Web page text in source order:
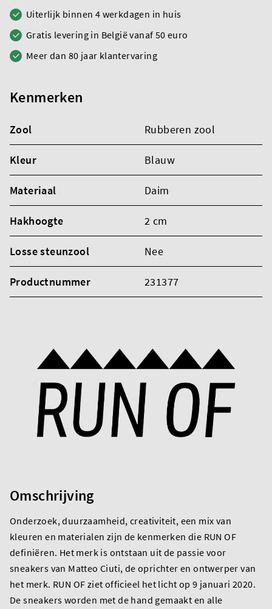
Uiterlijk binnen 4 werkdagen in huis
Gratis levering in België vanaf 50 euro
Meer dan 80 jaar klantervaring
Kenmerken
Zool Rubberen zool
Kleur Blauw
Materiaal Daim
Hakhoogte 2 cm
Losse steunzool Nee
Productnummer 231377
Omschrijving
Onderzoek, duurzaamheid, creativiteit, een mix van
kleuren en materialen zijn de kenmerken die RUN OF
definiëren. Het merk is ontstaan uit de passie voor
sneakers van Matteo Ciuti, de oprichter en ontwerper van
het merk. RUN OF ziet officieel het licht op 9 januari 2020.
De sneakers worden met de hand gemaakt en alle